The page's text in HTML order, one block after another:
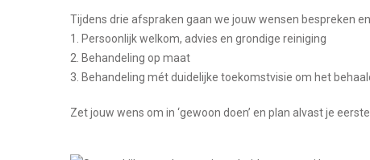
Tijdens drie afspraken gaan we jouw wensen bespreken
1. Persoonlijk welkom, advies en grondige reiniging
2. Behandeling op maat
3. Behandeling mét duidelijke toekomstvisie om het
Zet jouw wens om in ‘gewoon doen’ en plan alvast je